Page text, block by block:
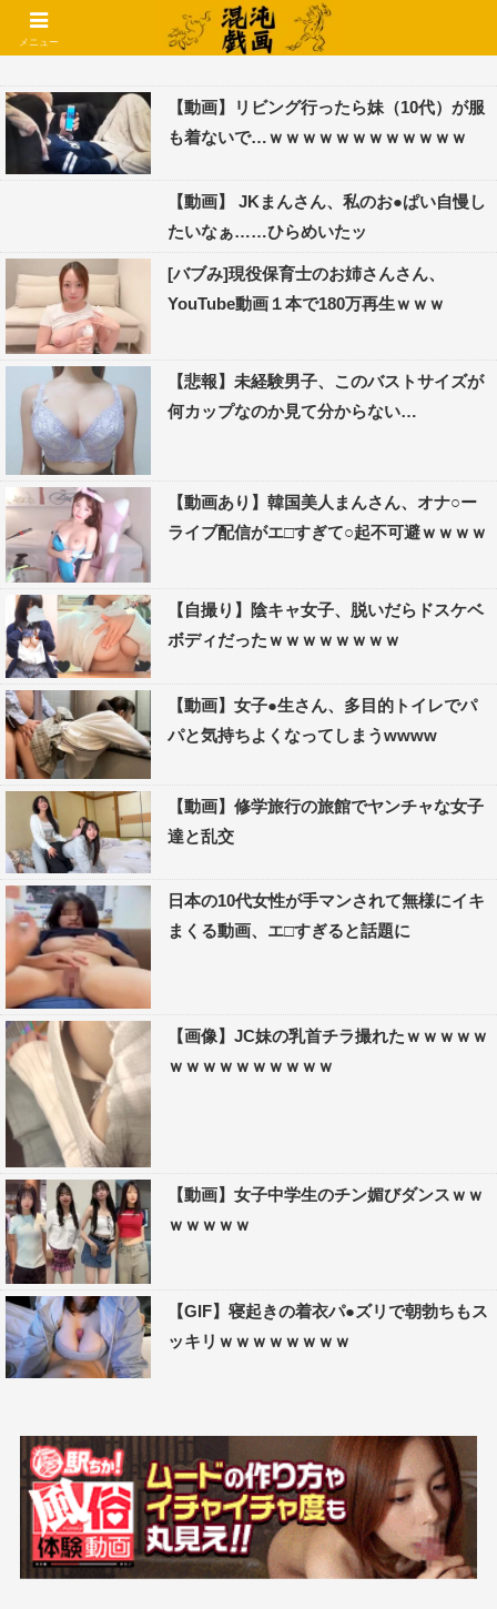
コメントでコテハン使えるようになりました🌱
【動画】リビング行ったら妹（10代）が服
も着ないで…ｗｗｗｗｗｗｗｗｗｗｗｗ
【動画】 JKまんさん、私のお●ぱい自慢し
たいなぁ……ひらめいたッ
[バブみ]現役保育士のお姉さんさん、
YouTube動画１本で180万再生ｗｗｗ
【悲報】未経験男子、このバストサイズが
何カップなのか見て分からない…
【動画あり】韓国美人まんさん、オナ○ー
ライブ配信がエ□すぎて○起不可避ｗｗｗｗ
【自撮り】陰キャ女子、脱いだらドスケベ
ボディだったｗｗｗｗｗｗｗｗ
【動画】女子●生さん、多目的トイレでパ
パと気持ちよくなってしまうwwww
【動画】修学旅行の旅館でヤンチャな女子
達と乱交
日本の10代女性が手マンされて無様にイキ
まくる動画、エ□すぎると話題に
【画像】JC妹の乳首チラ撮れたｗｗｗｗｗ
ｗｗｗｗｗｗｗｗｗｗ
【動画】女子中学生のチン媚びダンスｗｗ
ｗｗｗｗｗ
【GIF】寝起きの着衣パ●ズリで朝勃ちもス
ッキリｗｗｗｗｗｗｗｗ
メニュー